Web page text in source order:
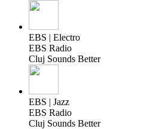
EBS | Electro
EBS Radio
Cluj Sounds Better
EBS | Jazz
EBS Radio
Cluj Sounds Better